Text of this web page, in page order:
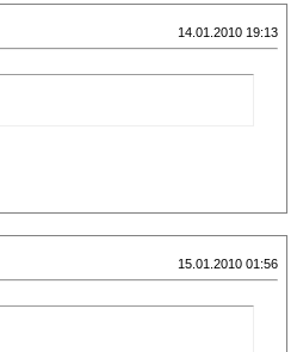
14.01.2010 19:13
15.01.2010 01:56